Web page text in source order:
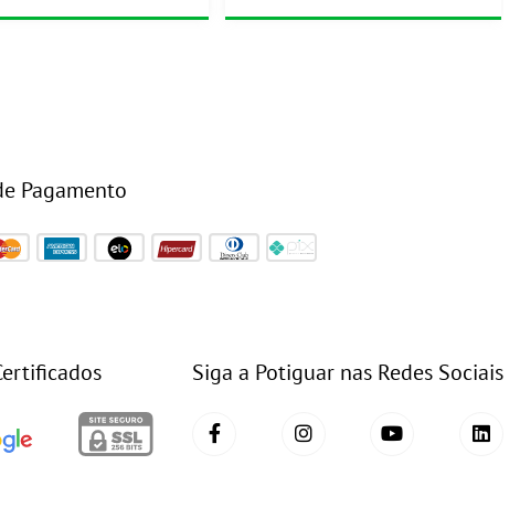
Pagamento
Siga a Potiguar nas Redes Sociais